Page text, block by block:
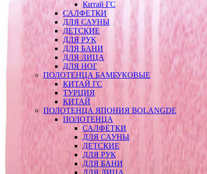
Китай ГС
САЛФЕТКИ
ДЛЯ САУНЫ
ДЕТСКИЕ
ДЛЯ РУК
ДЛЯ БАНИ
ДЛЯ ЛИЦА
ДЛЯ НОГ
ПОЛОТЕНЦА БАМБУКОВЫЕ
КИТАЙ ГС
ТУРЦИЯ
КИТАЙ
ПОЛОТЕНЦА ЯПОНИЯ BOLANGDE
ПОЛОТЕНЦА
САЛФЕТКИ
ДЛЯ САУНЫ
ДЕТСКИЕ
ДЛЯ РУК
ДЛЯ БАНИ